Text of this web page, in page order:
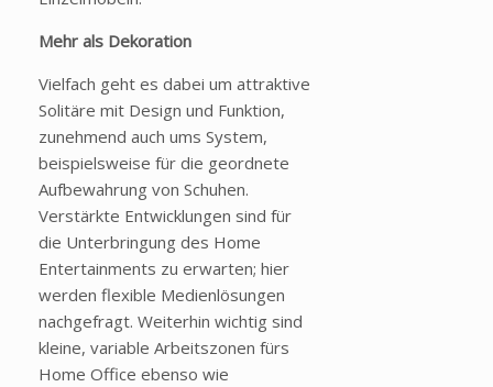
Mehr als Dekoration
Vielfach geht es dabei um attraktive
Solitäre mit Design und Funktion,
zunehmend auch ums System,
beispielsweise für die geordnete
Aufbewahrung von Schuhen.
Verstärkte Entwicklungen sind für
die Unterbringung des Home
Entertainments zu erwarten; hier
werden flexible Medienlösungen
nachgefragt. Weiterhin wichtig sind
kleine, variable Arbeitszonen fürs
Home Office ebenso wie